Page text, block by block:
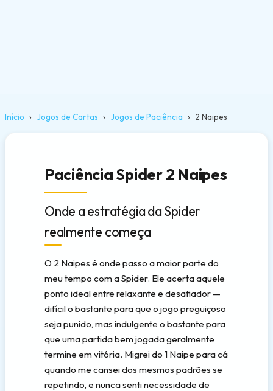
Início Jogos de Cartas Jogos de Paciência 2 Naipes
Paciência Spider 2 Naipes
Onde a estratégia da Spider
realmente começa
O 2 Naipes é onde passo a maior parte do
meu tempo com a Spider. Ele acerta aquele
ponto ideal entre relaxante e desafiador —
difícil o bastante para que o jogo preguiçoso
seja punido, mas indulgente o bastante para
que uma partida bem jogada geralmente
termine em vitória. Migrei do 1 Naipe para cá
quando me cansei dos mesmos padrões se
repetindo, e nunca senti necessidade de